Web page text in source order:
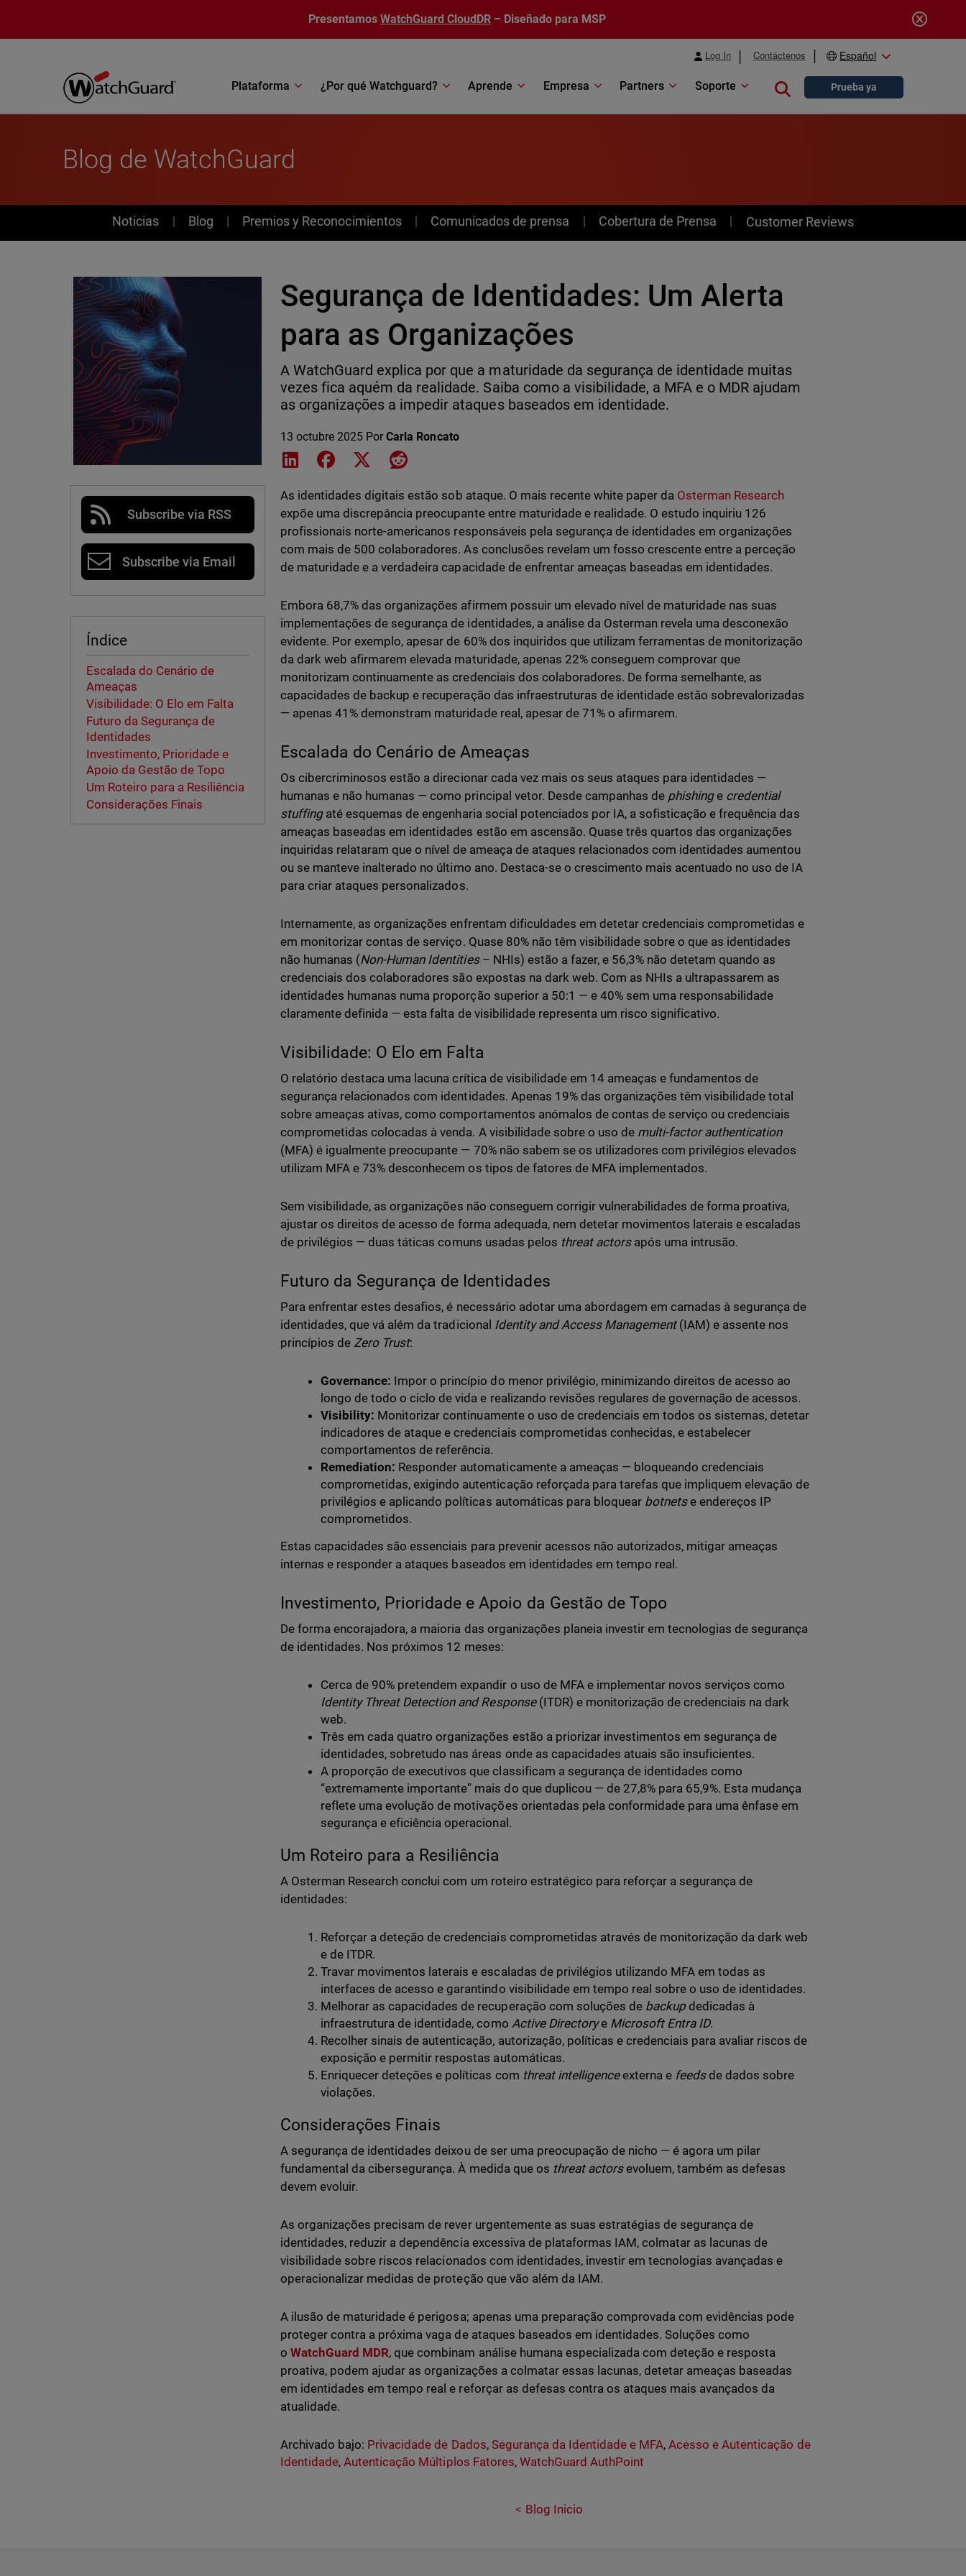
Presentamos WatchGuard CloudDR – Diseñado para MSP
Log In Contáctenos Español
Plataforma ¿Por qué Watchguard? Aprende Empresa Partners Soporte Close searchPrueba ya
Blog de WatchGuard
News
Noticias Blog Premios y Reconocimientos Comunicados de prensa Cobertura de Prensa Customer Reviews
Subscribe via RSS
Subscribe via Email
Índice
Escalada do Cenário de
Ameaças
Visibilidade: O Elo em Falta
Futuro da Segurança de
Identidades
Investimento, Prioridade e
Apoio da Gestão de Topo
Um Roteiro para a Resiliência
Considerações Finais
Segurança de Identidades: Um Alerta
para as Organizações
A WatchGuard explica por que a maturidade da segurança de identidade muitas
vezes fica aquém da realidade. Saiba como a visibilidade, a MFA e o MDR ajudam
as organizações a impedir ataques baseados em identidade.
13 octubre 2025 PorCarla Roncato
Share on LinkedIn
Share on Facebook
Share on XShare on Reddit
As identidades digitais estão sob ataque. O mais recente white paper da Osterman Research
expõe uma discrepância preocupante entre maturidade e realidade. O estudo inquiriu 126
profissionais norte-americanos responsáveis pela segurança de identidades em organizações
com mais de 500 colaboradores. As conclusões revelam um fosso crescente entre a perceção
de maturidade e a verdadeira capacidade de enfrentar ameaças baseadas em identidades.
Embora 68,7% das organizações afirmem possuir um elevado nível de maturidade nas suas
implementações de segurança de identidades, a análise da Osterman revela uma desconexão
evidente. Por exemplo, apesar de 60% dos inquiridos que utilizam ferramentas de monitorização
da dark web afirmarem elevada maturidade, apenas 22% conseguem comprovar que
monitorizam continuamente as credenciais dos colaboradores. De forma semelhante, as
capacidades de backup e recuperação das infraestruturas de identidade estão sobrevalorizadas
— apenas 41% demonstram maturidade real, apesar de 71% o afirmarem.
Escalada do Cenário de Ameaças
Os cibercriminosos estão a direcionar cada vez mais os seus ataques para identidades —
humanas e não humanas — como principal vetor. Desde campanhas de phishinge credential
stuffingaté esquemas de engenharia social potenciados por IA, a sofisticação e frequência das
ameaças baseadas em identidades estão em ascensão. Quase três quartos das organizações
inquiridas relataram que o nível de ameaça de ataques relacionados com identidades aumentou
ou se manteve inalterado no último ano. Destaca-se o crescimento mais acentuado no uso de IA
para criar ataques personalizados.
Internamente, as organizações enfrentam dificuldades em detetar credenciais comprometidas e
em monitorizar contas de serviço. Quase 80% não têm visibilidade sobre o que as identidades
não humanas (Non-Human Identities– NHIs) estão a fazer, e 56,3% não detetam quando as
credenciais dos colaboradores são expostas na dark web. Com as NHIs a ultrapassarem as
identidades humanas numa proporção superior a 50:1 — e 40% sem uma responsabilidade
claramente definida — esta falta de visibilidade representa um risco significativo.
Visibilidade: O Elo em Falta
O relatório destaca uma lacuna crítica de visibilidade em 14 ameaças e fundamentos de
segurança relacionados com identidades. Apenas 19% das organizações têm visibilidade total
sobre ameaças ativas, como comportamentos anómalos de contas de serviço ou credenciais
comprometidas colocadas à venda. A visibilidade sobre o uso de multi-factor authentication
(MFA) é igualmente preocupante — 70% não sabem se os utilizadores com privilégios elevados
utilizam MFA e 73% desconhecem os tipos de fatores de MFA implementados.
Sem visibilidade, as organizações não conseguem corrigir vulnerabilidades de forma proativa,
ajustar os direitos de acesso de forma adequada, nem detetar movimentos laterais e escaladas
de privilégios — duas táticas comuns usadas pelos threat actorsapós uma intrusão.
Futuro da Segurança de Identidades
Para enfrentar estes desafios, é necessário adotar uma abordagem em camadas à segurança de
identidades, que vá além da tradicional Identity and Access Management(IAM) e assente nos
princípios de Zero Trust:
Governance: Impor o princípio do menor privilégio, minimizando direitos de acesso ao
longo de todo o ciclo de vida e realizando revisões regulares de governação de acessos.
Visibility: Monitorizar continuamente o uso de credenciais em todos os sistemas, detetar
indicadores de ataque e credenciais comprometidas conhecidas, e estabelecer
comportamentos de referência.
Remediation: Responder automaticamente a ameaças — bloqueando credenciais
comprometidas, exigindo autenticação reforçada para tarefas que impliquem elevação de
privilégios e aplicando políticas automáticas para bloquear botnetse endereços IP
comprometidos.
Estas capacidades são essenciais para prevenir acessos não autorizados, mitigar ameaças
internas e responder a ataques baseados em identidades em tempo real.
Investimento, Prioridade e Apoio da Gestão de Topo
De forma encorajadora, a maioria das organizações planeia investir em tecnologias de segurança
de identidades. Nos próximos 12 meses:
Cerca de 90% pretendem expandir o uso de MFA e implementar novos serviços como
Identity Threat Detection and Response(ITDR) e monitorização de credenciais na dark
web.
Três em cada quatro organizações estão a priorizar investimentos em segurança de
identidades, sobretudo nas áreas onde as capacidades atuais são insuficientes.
A proporção de executivos que classificam a segurança de identidades como
“extremamente importante” mais do que duplicou — de 27,8% para 65,9%. Esta mudança
reflete uma evolução de motivações orientadas pela conformidade para uma ênfase em
segurança e eficiência operacional.
Um Roteiro para a Resiliência
A Osterman Research conclui com um roteiro estratégico para reforçar a segurança de
identidades:
Reforçar a deteção de credenciais comprometidas através de monitorização da dark web
e de ITDR.
Travar movimentos laterais e escaladas de privilégios utilizando MFA em todas as
interfaces de acesso e garantindo visibilidade em tempo real sobre o uso de identidades.
Melhorar as capacidades de recuperação com soluções de backup dedicadas à
infraestrutura de identidade, como Active Directorye Microsoft Entra ID.
Recolher sinais de autenticação, autorização, políticas e credenciais para avaliar riscos de
exposição e permitir respostas automáticas.
Enriquecer deteções e políticas com threat intelligenceexterna e feedsde dados sobre
violações.
Considerações Finais
A segurança de identidades deixou de ser uma preocupação de nicho — é agora um pilar
fundamental da cibersegurança. À medida que os threat actorsevoluem, também as defesas
devem evoluir.
As organizações precisam de rever urgentemente as suas estratégias de segurança de
identidades, reduzir a dependência excessiva de plataformas IAM, colmatar as lacunas de
visibilidade sobre riscos relacionados com identidades, investir em tecnologias avançadas e
operacionalizar medidas de proteção que vão além da IAM.
A ilusão de maturidade é perigosa; apenas uma preparação comprovada com evidências pode
proteger contra a próxima vaga de ataques baseados em identidades. Soluções como
oWatchGuard MDR, que combinam análise humana especializada com deteção e resposta
proativa, podem ajudar as organizações a colmatar essas lacunas, detetar ameaças baseadas
em identidades em tempo real e reforçar as defesas contra os ataques mais avançados da
atualidade.
Archivado bajo: Privacidade de Dados, Segurança da Identidade e MFA,Acesso e Autenticação de
Identidade,Autenticação Múltiplos Fatores, WatchGuard AuthPoint
Blog Inicio